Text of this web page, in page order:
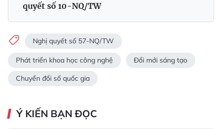
quyết số 10-NQ/TW
Nghị quyết số 57-NQ/TW
Phát triển khoa học công nghệ Đổi mới sáng tạo
Chuyển đổi số quốc gia
Ý KIẾN BẠN ĐỌC